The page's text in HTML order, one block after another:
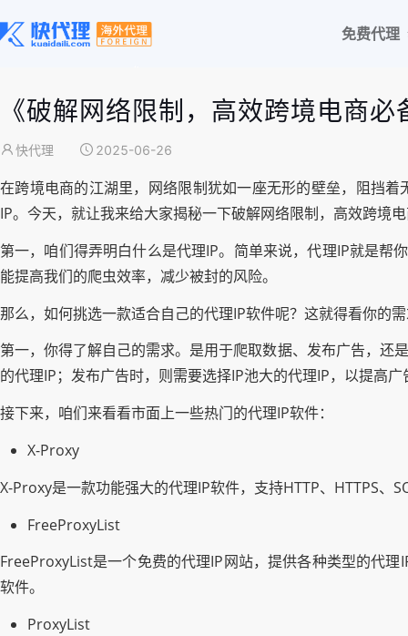
免费代理
《破解网络限制，高效跨境电商
快代理 2025-06-26
在跨境电商的江湖里，网络限制犹如一座无形的壁垒，阻挡
IP。今天，就让我来给大家揭秘一下破解网络限制，高效跨境
第一，咱们得弄明白什么是代理IP。简单来说，代理IP就是帮
能提高我们的爬虫效率，减少被封的风险。
那么，如何挑选一款适合自己的代理IP软件呢？这就得看你的
第一，你得了解自己的需求。是用于爬取数据、发布广告，还
的代理IP；发布广告时，则需要选择IP池大的代理IP，以提高
接下来，咱们来看看市面上一些热门的代理IP软件：
X-Proxy
X-Proxy是一款功能强大的代理IP软件，支持HTTP、HTTPS、
FreeProxyList
FreeProxyList是一个免费的代理IP网站，提供各种类型的代
软件。
ProxyList